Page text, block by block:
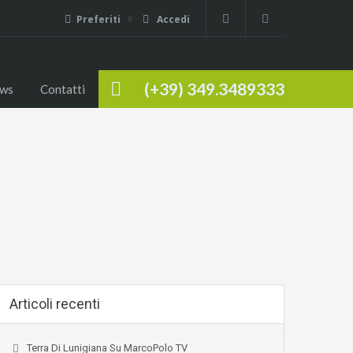
Preferiti Accedi
(+39) 349.3489333
Contatti
Articoli recenti
Terra Di Lunigiana Su MarcoPolo TV